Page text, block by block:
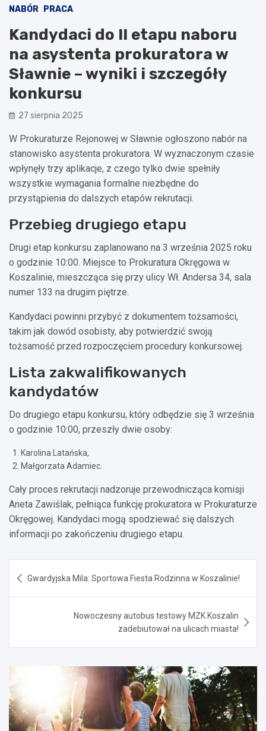
NABÓR PRACA
Kandydaci do II etapu naboru
na asystenta prokuratora w
Sławnie – wyniki i szczegóły
konkursu
27 sierpnia 2025
W Prokuraturze Rejonowej w Sławnie ogłoszono nabór na
stanowisko asystenta prokuratora. W wyznaczonym czasie
wpłynęły trzy aplikacje, z czego tylko dwie spełniły
wszystkie wymagania formalne niezbędne do
przystąpienia do dalszych etapów rekrutacji.
Przebieg drugiego etapu
Drugi etap konkursu zaplanowano na 3 września 2025 roku
o godzinie 10:00. Miejsce to Prokuratura Okręgowa w
Koszalinie, mieszcząca się przy ulicy Wł. Andersa 34, sala
numer 133 na drugim piętrze.
Kandydaci powinni przybyć z dokumentem tożsamości,
takim jak dowód osobisty, aby potwierdzić swoją
tożsamość przed rozpoczęciem procedury konkursowej.
Lista zakwalifikowanych
kandydatów
Do drugiego etapu konkursu, który odbędzie się 3 września
o godzinie 10:00, przeszły dwie osoby:
Karolina Latańska,
Małgorzata Adamiec.
Cały proces rekrutacji nadzoruje przewodnicząca komisji
Aneta Zawiślak, pełniąca funkcję prokuratora w Prokuraturze
Okręgowej. Kandydaci mogą spodziewać się dalszych
informacji po zakończeniu drugiego etapu.
wpisu
Gwardyjska Mila: Sportowa Fiesta Rodzinna w Koszalinie!
Nowoczesny autobus testowy MZK Koszalin
zadebiutował na ulicach miasta!